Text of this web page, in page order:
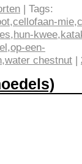
| Tags:
,cellofaan-mie,
,hun-kwee,
,op-een-
,water chestnut |